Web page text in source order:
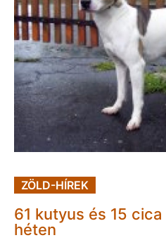
ZÖLD-HÍREK
61 kutyus és 15
héten